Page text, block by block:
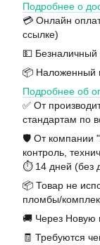
Подробнее о
💳 Онлайн
ссылке)
💵 Безналичный
📦 Наложенный
Подробнее об
✅ От
стандартам по
🛡️ От компании
контроль,
⏱️ 14 дней (без
📦 Товар не
пломбы/
🚚 Через Новую
🧾 Требуются